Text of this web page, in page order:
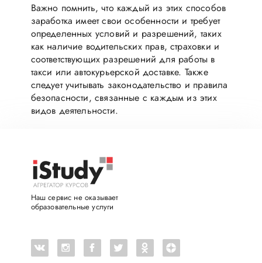
Важно помнить, что каждый из этих способов
заработка имеет свои особенности и требует
определенных условий и разрешений, таких
как наличие водительских прав, страховки и
соответствующих разрешений для работы в
такси или автокурьерской доставке. Также
следует учитывать законодательство и правила
безопасности, связанные с каждым из этих
видов деятельности.
Наш сервис не оказывает
образовательные услуги